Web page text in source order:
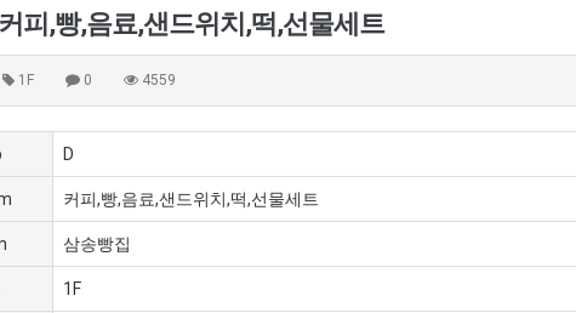
피,빵,음료,샌드위치,떡,선물세트
1F 0 4559
D
커피,빵,음료,샌드위치,떡,선물세트
삼송빵집
1F